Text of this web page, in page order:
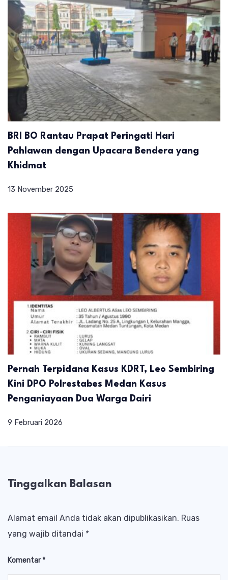
BRI BO Rantau Prapat Peringati Hari
Pahlawan dengan Upacara Bendera yang
Khidmat
13 November 2025
Pernah Terpidana Kasus KDRT, Leo Sembiring
Kini DPO Polrestabes Medan Kasus
Penganiayaan Dua Warga Dairi
9 Februari 2026
Tinggalkan Balasan
Alamat email Anda tidak akan dipublikasikan. Ruas
yang wajib ditandai *
Komentar*